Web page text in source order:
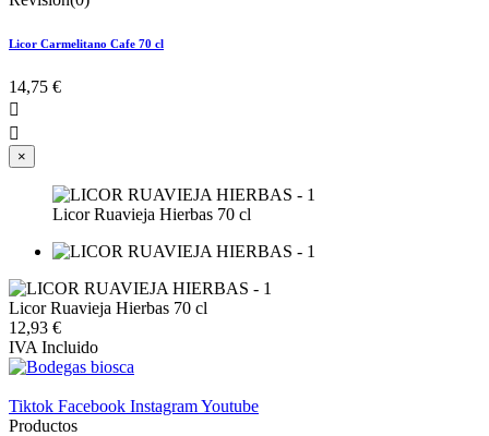
Licor Carmelitano Cafe 70 cl
14,75 €


×
Licor Ruavieja Hierbas 70 cl
Licor Ruavieja Hierbas 70 cl
12,93 €
IVA Incluido
Tiktok Facebook InstagramYoutube
Productos